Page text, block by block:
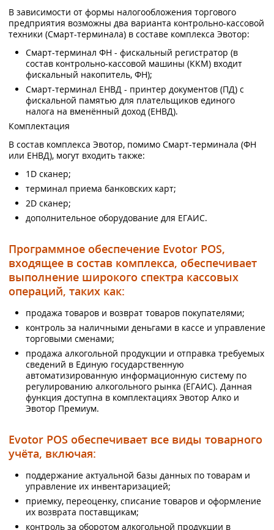
В зависимости от формы налогообложения торгового
предприятия возможны два варианта контрольно-кассовой
техники (Смарт-терминала) в составе комплекса Эвотор:
Смарт-терминал ФН - фискальный регистратор (в
состав контрольно-кассовой машины (ККМ) входит
фискальный накопитель, ФН);
Смарт-терминал ЕНВД - принтер документов (ПД) с
фискальной памятью для плательщиков единого
налога на вменённый доход (ЕНВД).
Комплектация
В состав комплекса Эвотор, помимо Смарт-терминала (ФН
или ЕНВД), могут входить также:
1D сканер;
терминал приема банковских карт;
2D сканер;
дополнительное оборудование для ЕГАИС.
Программное обеспечение Evotor POS,
входящее в состав комплекса, обеспечивает
выполнение широкого спектра кассовых
операций, таких как:
продажа товаров и возврат товаров покупателями;
контроль за наличными деньгами в кассе и управление
торговыми сменами;
продажа алкогольной продукции и отправка требуемых
сведений в Единую государственную
автоматизированную информационную систему по
регулированию алкогольного рынка (ЕГАИС). Данная
функция доступна в комплектациях Эвотор Алко и
Эвотор Премиум.
Evotor POS обеспечивает все виды товарного
учёта, включая:
поддержание актуальной базы данных по товарам и
управление их инвентаризацией;
приемку, переоценку, списание товаров и оформление
их возврата поставщикам;
контроль за оборотом алкогольной продукции в